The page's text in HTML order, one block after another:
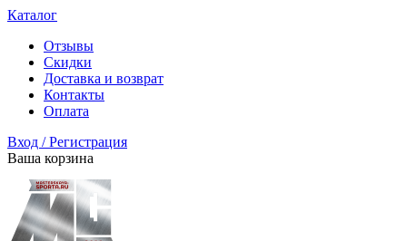
Каталог
Отзывы
Скидки
Доставка и возврат
Контакты
Оплата
Вход / Регистрация
Ваша корзина